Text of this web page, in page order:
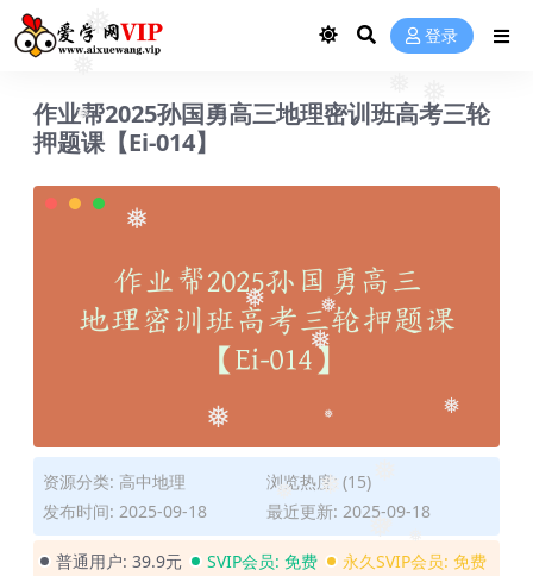
❅
❅
❅
❅
❅
❅
❅
❅
❅
❅
❅
❅
❅
❅ 登录
作业帮2025孙国勇高三地理密训班高考三轮
押题课【Ei-014】
资源分类: 高中地理
浏览热度: (15)
发布时间: 2025-09-18
最近更新: 2025-09-18
普通用户: 39.9元 SVIP会员: 免费 永久SVIP会员: 免费